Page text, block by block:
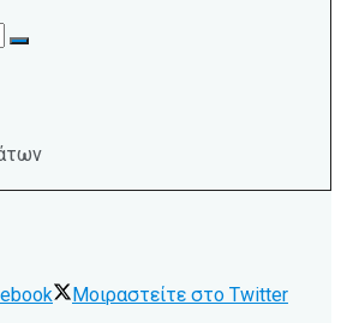
Μοιραστείτε στο Twitter